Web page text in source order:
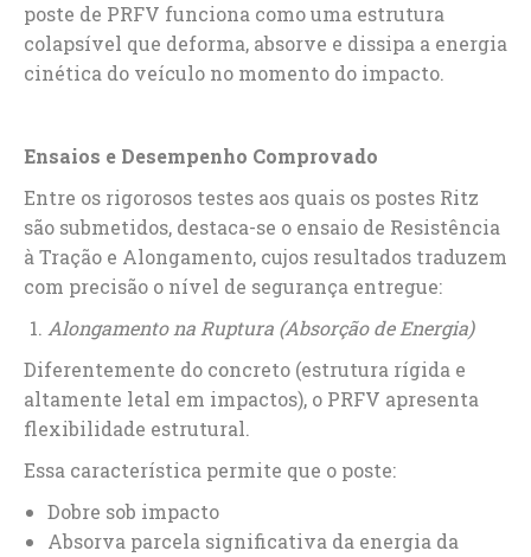
poste de PRFV funciona como uma estrutura
colapsível que deforma, absorve e dissipa a energia
cinética do veículo no momento do impacto.
Ensaios e Desempenho Comprovado
Entre os rigorosos testes aos quais os postes Ritz
são submetidos, destaca-se o ensaio de Resistência
à Tração e Alongamento, cujos resultados traduzem
com precisão o nível de segurança entregue:
Alongamento na Ruptura (Absorção de Energia)
Diferentemente do concreto (estrutura rígida e
altamente letal em impactos), o PRFV apresenta
flexibilidade estrutural.
Essa característica permite que o poste:
Dobre sob impacto
Absorva parcela significativa da energia da